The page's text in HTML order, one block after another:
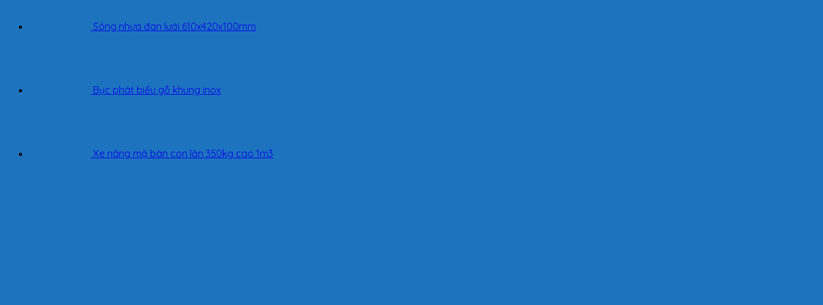
Sóng nhựa đan lưới 610x420x100mm
Bục phát biểu gỗ khung inox
Xe nâng mặ bàn con lăn 350kg cao 1m3